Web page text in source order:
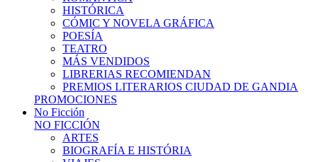
HISTÓRICA
CÓMIC Y NOVELA GRÁFICA
POESÍA
TEATRO
MÁS VENDIDOS
LIBRERIAS RECOMIENDAN
PREMIOS LITERARIOS CIUDAD DE GANDIA
PROMOCIONES
No Ficción
NO FICCIÓN
ARTES
BIOGRAFÍA E HISTÓRIA